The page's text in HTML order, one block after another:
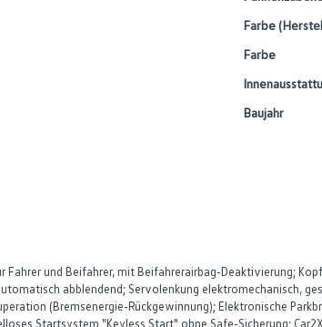
Farbe
Farbe
Baujahr
Fahrer und Beifahrer, mit Beifahrerairbag-Deaktivierung;
abblendend; Servolenkung
(Bremsenergie-Rückgewinnung); Elektronische
Startsystem "Keyless Start" ohne Safe-Sicherung; Car2X